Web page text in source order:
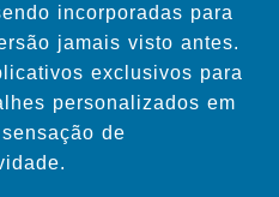
incorporadas para
jamais visto antes.
exclusivos para
personalizados em
de